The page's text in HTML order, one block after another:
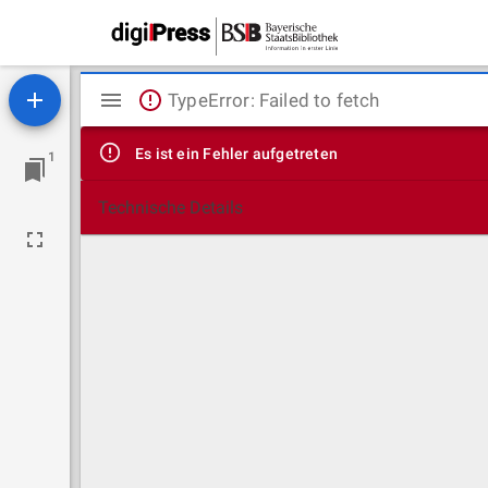
1
Mirador
Viewer
TypeError: Failed to fetch
Es ist ein Fehler aufgetreten
Technische Details